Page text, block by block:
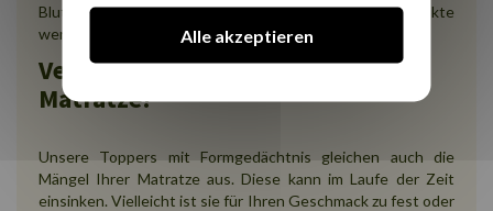
Blutzirkulation bei. Kurzum, die hier angebotenen Produkte
werden sich sehr gut um Ihren Körper kümmern!
Vergessen Sie die Mängel Ihrer
Matratze!
Unsere Toppers mit Formgedächtnis gleichen auch die
Mängel Ihrer Matratze aus. Diese kann im Laufe der Zeit
einsinken. Vielleicht ist sie für Ihren Geschmack zu fest oder
Alle akzeptieren